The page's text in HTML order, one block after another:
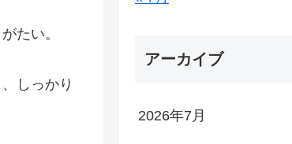
たい。
しっかり
アーカイブ
2026年7月